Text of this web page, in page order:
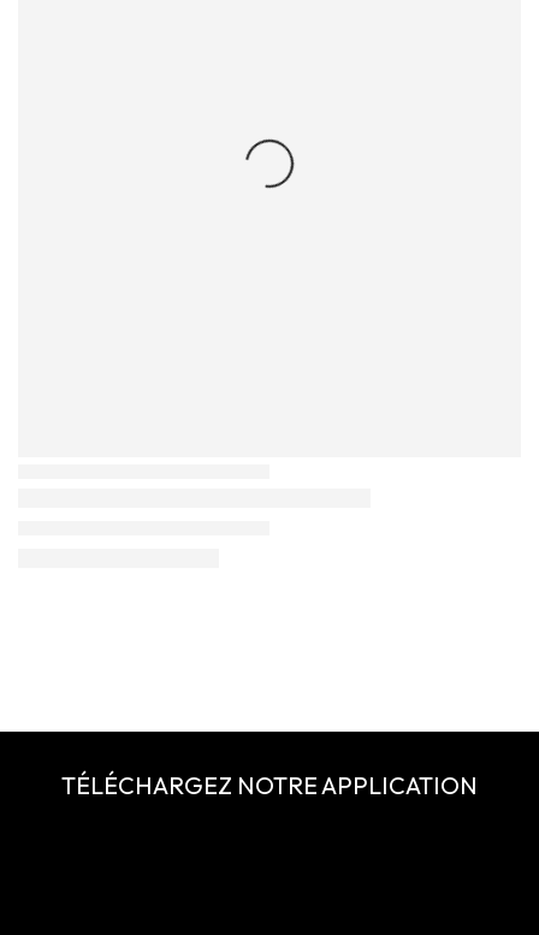
TÉLÉCHARGEZ NOTRE APPLICATION